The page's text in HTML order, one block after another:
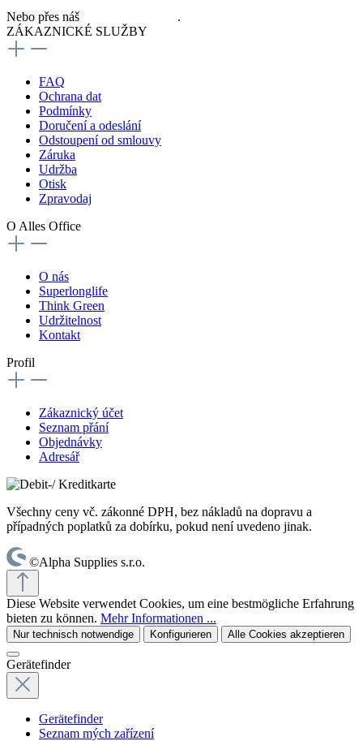
Nebo přes náš
.
ZÁKAZNICKÉ SLUŽBY
FAQ
Ochrana dat
Podmínky
Doručení a odeslání
Odstoupení od smlouvy
Záruka
Udržba
Otisk
Zpravodaj
O Alles Office
O nás
Superlonglife
Think Green
Udržitelnost
Kontakt
Profil
Zákaznický účet
Seznam přání
Objednávky
Adresář
Všechny ceny vč. zákonné DPH, bez nákladů na dopravu a
případných poplatků za dobírku, pokud není uvedeno jinak.
©Alpha Supplies s.r.o.
Diese Website verwendet Cookies, um eine bestmögliche Erfahrung
bieten zu können. Mehr Informationen ...
Nur technisch notwendige Konfigurieren Alle Cookies akzeptieren
Gerätefinder
Gerätefinder
Seznam mých zařízení